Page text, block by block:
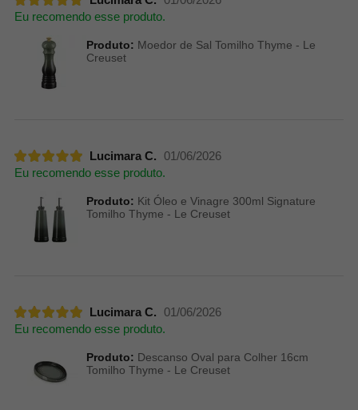
Eu recomendo esse produto.
Produto: Moedor de Sal Tomilho Thyme - Le
Creuset
Lucimara C.
01/06/2026
Eu recomendo esse produto.
Produto: Kit Óleo e Vinagre 300ml Signature
Tomilho Thyme - Le Creuset
Lucimara C.
01/06/2026
Eu recomendo esse produto.
Produto: Descanso Oval para Colher 16cm
Tomilho Thyme - Le Creuset